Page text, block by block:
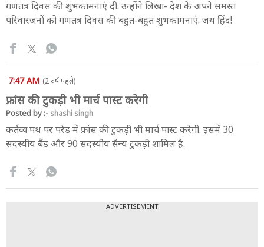
गणतंत्र दिवस की शुभकामनाएं दी. उन्होंने लिखा- देश के अपने समस्त
परिवारजनों को गणतंत्र दिवस की बहुत-बहुत शुभकामनाएं. जय हिंद!
7:47 AM (2 वर्ष पहले)
फ्रांस की टुकड़ी भी मार्च पास्ट करेगी
Posted by :- shashi singh
कर्तव्य पथ पर परेड में फ्रांस की टुकड़ी भी मार्च पास्ट करेगी. इसमें 30
सदस्यीय बैंड और 90 सदस्यीय सैन्य टुकड़ी शामिल है.
ADVERTISEMENT